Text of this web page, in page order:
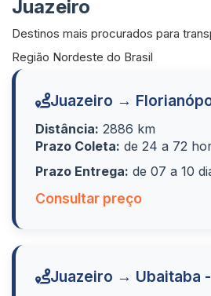
Juazeiro
Destinos mais procurados para
Região Nordeste do Brasil
Juazeiro →
Distância: 2886 km
Prazo Coleta: de 24 a 72
Prazo Entrega: de 07 a 10
Consultar preço
Juazeiro → Ubaitaba